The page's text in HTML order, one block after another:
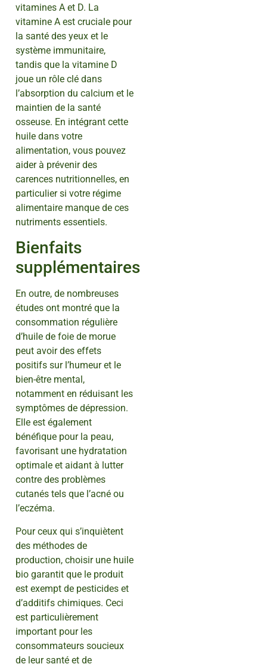
vitamines A et D. La
vitamine A est cruciale pour
la santé des yeux et le
système immunitaire,
tandis que la vitamine D
joue un rôle clé dans
l’absorption du calcium et le
maintien de la santé
osseuse. En intégrant cette
huile dans votre
alimentation, vous pouvez
aider à prévenir des
carences nutritionnelles, en
particulier si votre régime
alimentaire manque de ces
nutriments essentiels.
Bienfaits
supplémentaires
En outre, de nombreuses
études ont montré que la
consommation régulière
d’huile de foie de morue
peut avoir des effets
positifs sur l’humeur et le
bien-être mental,
notamment en réduisant les
symptômes de dépression.
Elle est également
bénéfique pour la peau,
favorisant une hydratation
optimale et aidant à lutter
contre des problèmes
cutanés tels que l’acné ou
l’eczéma.
Pour ceux qui s’inquiètent
des méthodes de
production, choisir une huile
bio garantit que le produit
est exempt de pesticides et
d’additifs chimiques. Ceci
est particulièrement
important pour les
consommateurs soucieux
de leur santé et de